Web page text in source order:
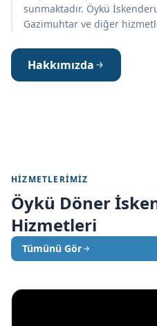
sunmaktadır. Öykü
Gazimuhtar ve diğer
Hakkımızda
HIZMETLERIMIZ
Öykü Döner
Hizmetleri
Tümünü Gör